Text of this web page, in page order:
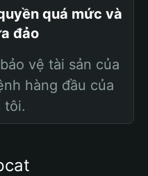
quá mức và
đảo
vệ tài sản của
hàng đầu của
tôi.